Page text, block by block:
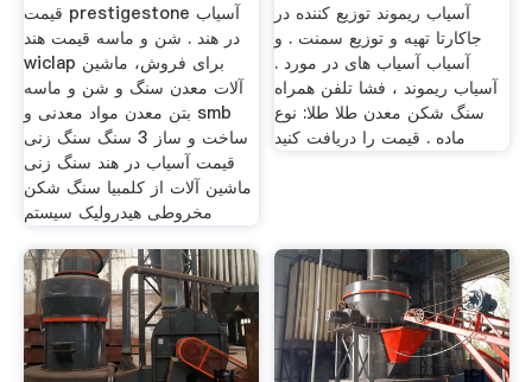
قیمت prestigestone آسیاب
در هند . شن و ماسه قیمت هند
wiclap برای فروش، ماشین
آلات معدن سنگ و شن و ماسه
بتن معدن مواد معدنی و smb
ساخت و ساز 3 سنگ سنگ زنی
قیمت آسیاب در هند سنگ زنی
ماشین آلات از کلمبیا سنگ شکن
مخروطی هیدرولیک سیستم
آسیاب ریموند توزیع کننده در
جاکارتا تهیه و توزیع سمنت . و
آسیاب آسیاب های در مورد .
آسیاب ریموند ، فشا تلفن همراه
سنگ شکن معدن طلا طلا: نوع
ماده . قیمت را دریافت کنید